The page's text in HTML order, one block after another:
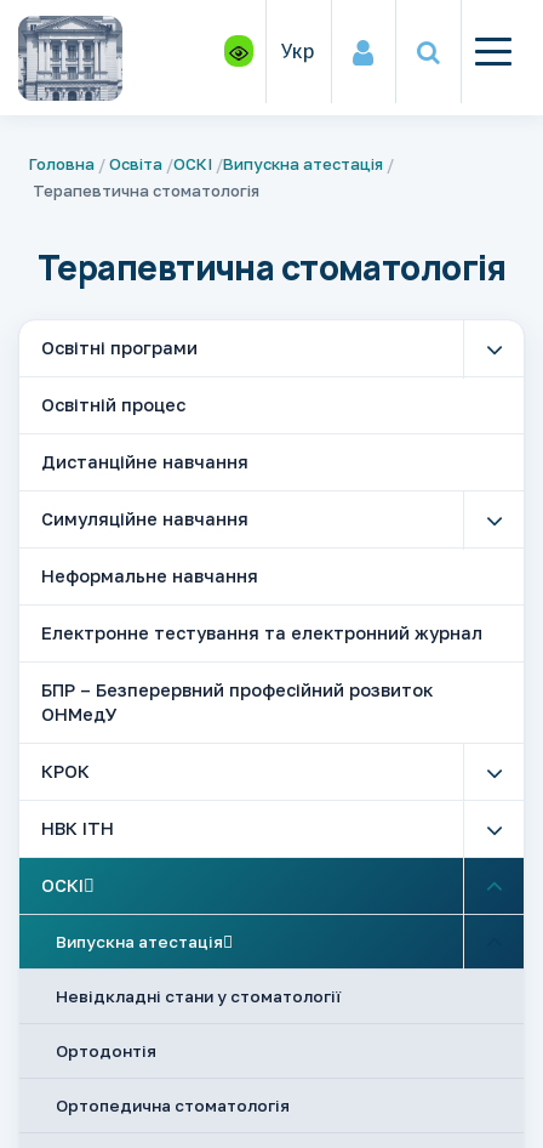
Укр
Головна Освіта ОСКІ Випускна атестація
Терапевтична стоматологія
Терапевтична стоматологія
Освітні програми
Освітній процес
Дистанційне навчання
Симуляційне навчання
Неформальне навчання
Електронне тестування та електронний журнал
БПР – Безперервний професійний розвиток
ОНМедУ
КРОК
НВК ІТН
ОСКІ
Випускна атестація
Невідкладні стани у стоматології
Ортодонтія
Ортопедична стоматологія